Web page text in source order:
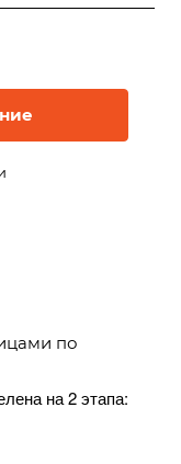
по
на 2 этапа: